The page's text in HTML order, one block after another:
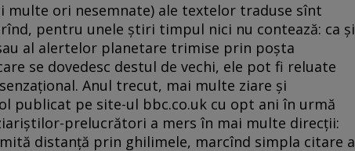
multe ori nesemnate) ale textelor traduse sînt
pentru unele ştiri timpul nici nu contează: ca şi
al alertelor planetare trimise prin poşta
se dovedesc destul de vechi, ele pot fi reluate
Anul trecut, mai multe ziare şi
publicat pe site-ul bbc.co.uk cu opt ani în urmă
prelucrători a mers în mai multe direcţii:
distanţă prin ghilimele, marcînd simpla citare a